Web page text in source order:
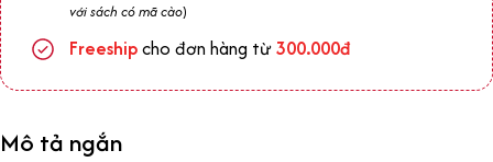
với sách có mã cào)
Freeshipcho đơn hàng từ300.000đ
Mô tả ngắn